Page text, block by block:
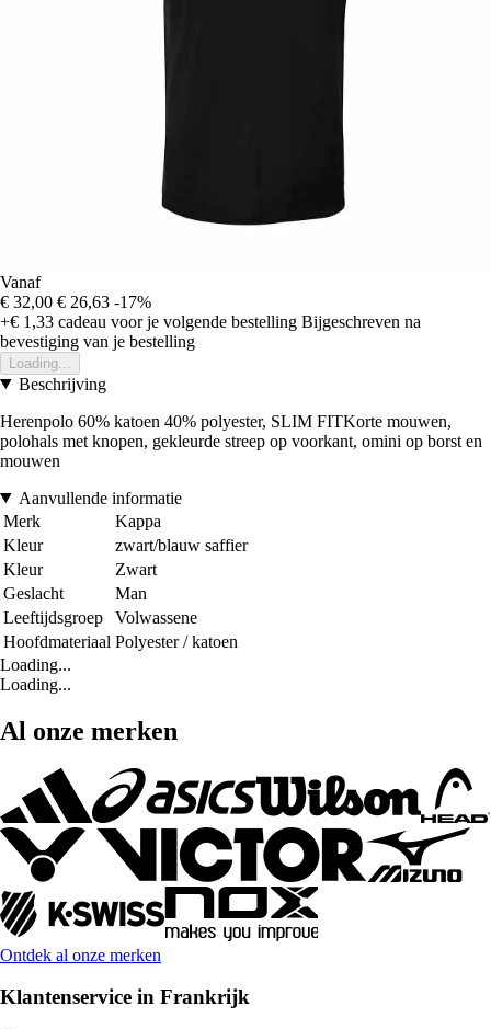
Vanaf
€ 32,00 € 26,63 -17%
+€ 1,33 cadeau voor je volgende bestelling Bijgeschreven na
bevestiging van je bestelling
Loading...
Beschrijving
Herenpolo 60% katoen 40% polyester, SLIM FITKorte mouwen,
polohals met knopen, gekleurde streep op voorkant, omini op borst en
mouwen
Aanvullende informatie
Merk
Kappa
Kleur
zwart/blauw saffier
Kleur
Zwart
Geslacht
Man
Leeftijdsgroep
Volwassene
Hoofdmateriaal Polyester / katoen
Loading...
Loading...
Al onze merken
Ontdek al onze merken
Klantenservice in Frankrijk